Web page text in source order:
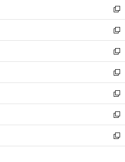
く
ド
ウ
で
開
く
ィ
ン
ド
ウ
で
開
く
い
ウ
ィ
ン
ド
ウ
で
開
く
新
し
い
ウ
ィ
ン
ド
ウ
で
開
く
新
し
い
ウ
ィ
ン
ド
ウ
で
開
く
新
し
い
ウ
ィ
ン
ド
ウ
で
開
新
し
い
ウ
ィ
ン
ド
ウ
新
し
い
ウ
ィ
ン
新
し
い
ウ
新
し